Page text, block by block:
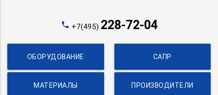
phone +7(495) 228-72-04
ОБОРУДОВАНИЕ САПР
МАТЕРИАЛЫ ПРОИЗВОДИТЕЛИ